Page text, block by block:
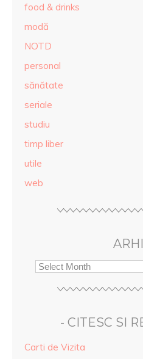
food & drinks
modă
NOTD
personal
sănătate
seriale
studiu
timp liber
utile
web
- CITESC SI
Carti de Vizita